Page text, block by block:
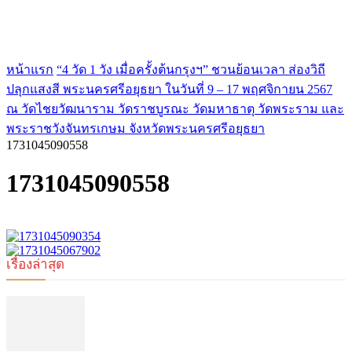
หน้าแรก “4 วัด 1 วัง เมื่อครั้งต้นกรุงฯ” ชวนย้อนเวลา ส่องวิถี
ปลุกแสงสี พระนครศรีอยุธยา ในวันที่ 9 – 17 พฤศจิกายน 2567
ณ วัดไชยวัฒนาราม วัดราชบูรณะ วัดมหาธาตุ วัดพระราม และ
พระราชวังจันทรเกษม จังหวัดพระนครศรีอยุธยา
1731045090558
1731045090558
เรื่องล่าสุด